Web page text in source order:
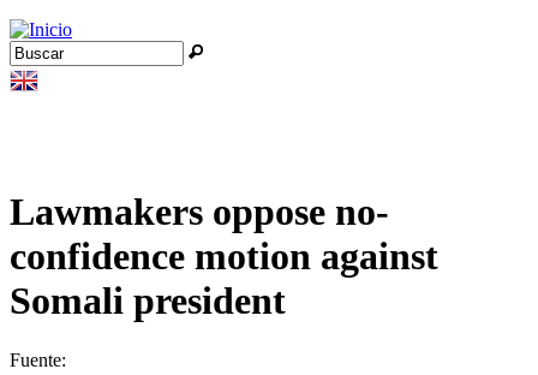
Jump to navigation
Formulario de búsqueda
Buscar
Lawmakers oppose no-
confidence motion against
Somali president
Fuente: